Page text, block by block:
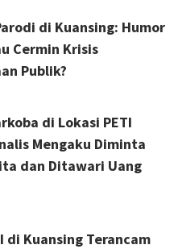
di Kuansing: Humor
Cermin Krisis
Publik?
di Lokasi PETI
Mengaku Diminta
dan Ditawari Uang
di Kuansing Terancam